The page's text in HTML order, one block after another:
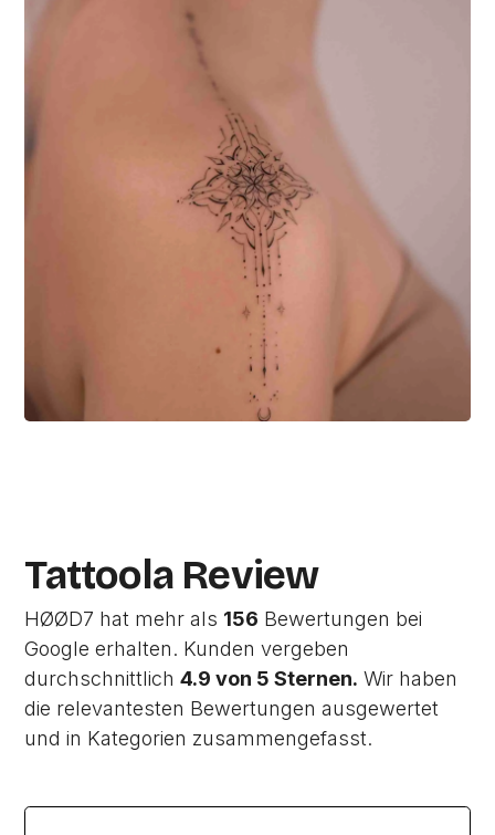
Tattoola Review
HØØD7 hat mehr als 156 Bewertungen bei
Google erhalten. Kunden vergeben
durchschnittlich4.9 von 5 Sternen. Wir haben
die relevantesten Bewertungen ausgewertet
und in Kategorien zusammengefasst.